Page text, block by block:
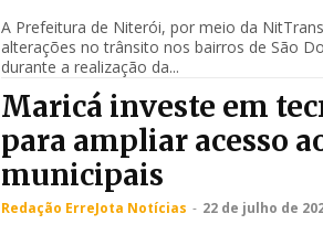
A Prefeitura de Niterói, por meio da
alterações no trânsito nos bairros de São
durante a realização da...
Maricá investe em
para ampliar acesso
municipais
Redação ErreJota Notícias - 22 de julho de